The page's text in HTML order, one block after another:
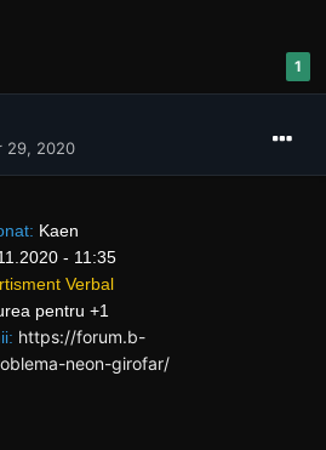
1
29, 2020
Kaen
- 11:35
Verbal
pentru +1
https://forum.b-
neon-girofar/